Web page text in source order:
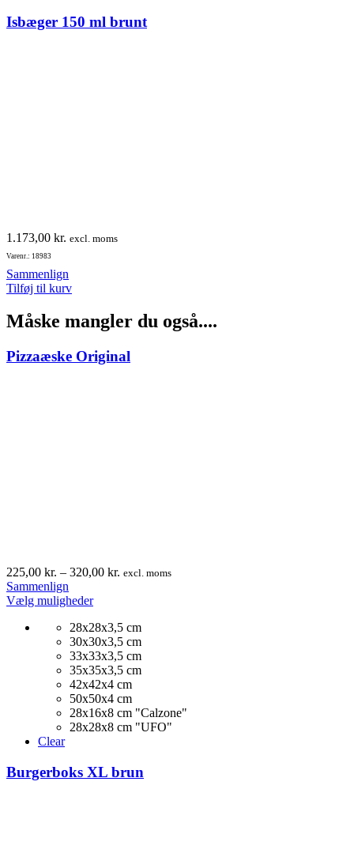
Isbæger 150 ml brunt
1.173,00 kr. excl. moms
Varenr.: 18983
Sammenlign
Tilføj til kurv
Måske mangler du også....
Pizzaæske Original
225,00 kr. – 320,00 kr. Prisinterval:
excl. moms
Sammenlign
Vælg mulighederDette
har
flere
varianter.
Mulighederne
kan
vælges
på
varesiden
28x28x3,5 cm
30x30x3,5 cm
33x33x3,5 cm
35x35x3,5 cm
42x42x4 cm
50x50x4 cm
28x16x8 cm "Calzone"
28x28x8 cm "UFO"
Clear
Burgerboks XL brun